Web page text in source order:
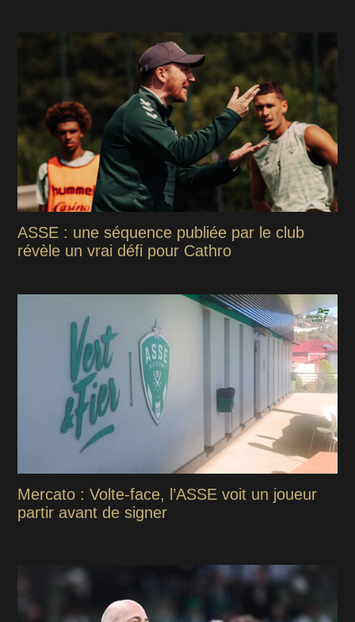
ASSE : une séquence publiée par le club
révèle un vrai défi pour Cathro
Mercato : Volte-face, l’ASSE voit un joueur
partir avant de signer